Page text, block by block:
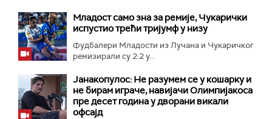
Младост само зна за ремије, Чукарички
испустио трећи тријумф у низу
Фудбалери Младости из Лучана и Чукаричког
ремизирали су 2:2 у...
Јанакопулос: Не разумем се у кошарку и
не бирам играче, навијачи Олимпијакоса
пре десет година у дворани викали
офсајд